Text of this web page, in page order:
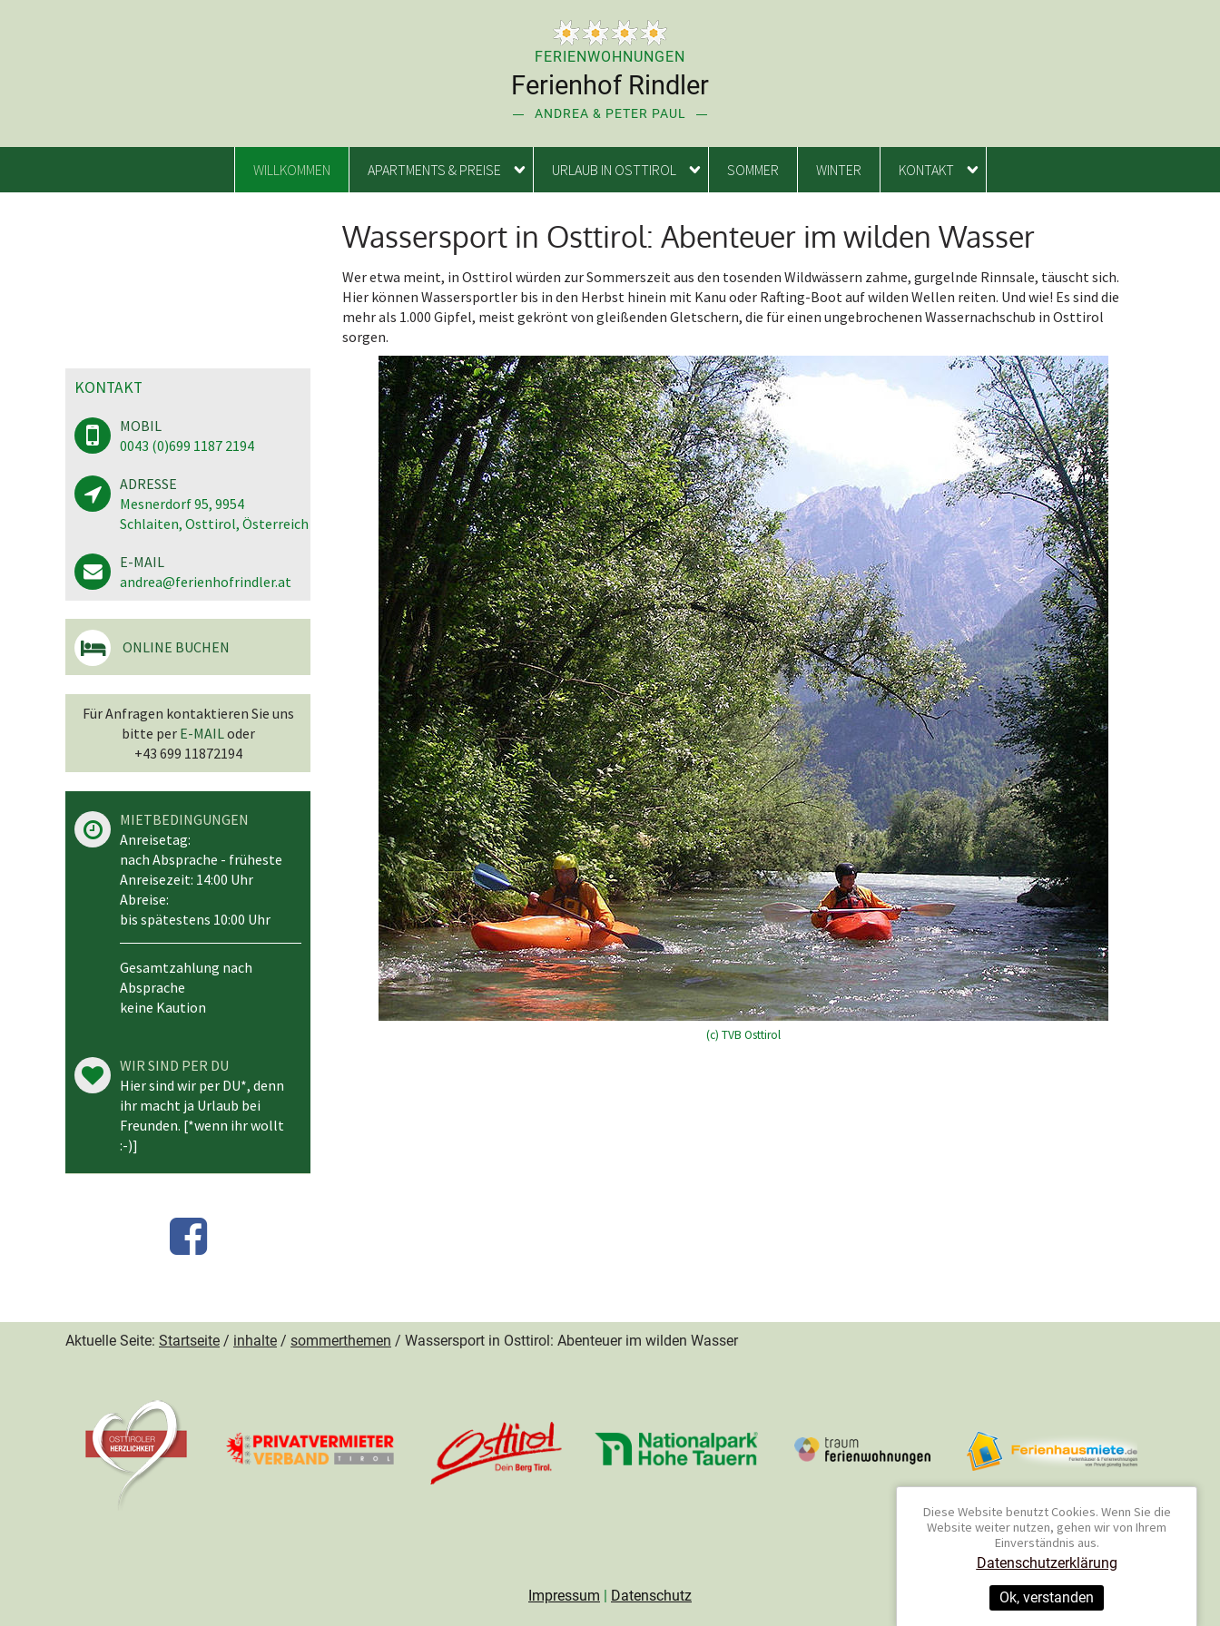
Diese Website benutzt Cookies. Wenn Sie die
Website weiter nutzen, gehen wir von Ihrem
Einverständnis aus.
Datenschutzerklärung
Ok, verstanden
FERIENWOHNUNGEN
Ferienhof Rindler
ANDREA & PETER PAUL
WILLKOMMEN APARTMENTS & PREISE URLAUB IN OSTTIROL SOMMER WINTER KONTAKT
KONTAKT
MOBIL
0043 (0)699 1187 2194
ADRESSE
Mesnerdorf 95, 9954
Schlaiten, Osttirol, Österreich
E-MAIL
andrea@ferienhofrindler.at
ONLINE BUCHEN
Für Anfragen kontaktieren Sie uns
bitte per E-MAILoder
+43 699 11872194
MIETBEDINGUNGEN
Anreisetag:
nach Absprache - früheste
Anreisezeit: 14:00 Uhr
Abreise:
bis spätestens 10:00 Uhr
Gesamtzahlung nach
Absprache
keine Kaution
WIR SIND PER DU
Hier sind wir per DU*, denn
ihr macht ja Urlaub bei
Freunden. [*wenn ihr wollt
:-)]
Wassersport in Osttirol: Abenteuer im wilden Wasser
Wer etwa meint, in Osttirol würden zur Sommerszeit aus den tosenden Wildwässern zahme, gurgelnde Rinnsale, täuscht sich.
Hier können Wassersportler bis in den Herbst hinein mit Kanu oder Rafting-Boot auf wilden Wellen reiten. Und wie! Es sind die
mehr als 1.000 Gipfel, meist gekrönt von gleißenden Gletschern, die für einen ungebrochenen Wassernachschub in Osttirol
sorgen.
(c) TVB Osttirol
Aktuelle Seite: Startseite / inhalte / sommerthemen / Wassersport in Osttirol: Abenteuer im wilden Wasser
Impressum | Datenschutz